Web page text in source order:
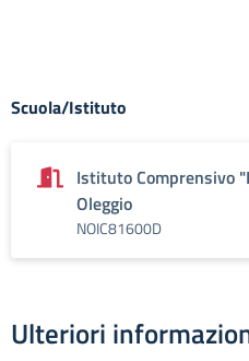
Scuola/Istituto
Istituto Comprensivo
Oleggio
NOIC81600D
Ulteriori